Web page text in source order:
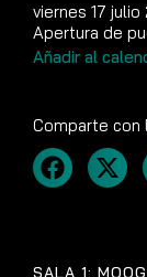
SALA 1: MOOG
viernes 17
Apertura de
Añadir al
Comparte con